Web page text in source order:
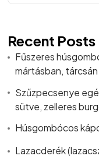
Recent Posts
Fűszeres
mártásban,
Szűzpecsenye
sütve, zelleres
Húsgombócos
Lazacderék